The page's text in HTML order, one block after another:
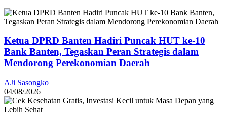
Ketua DPRD Banten Hadiri Puncak HUT ke-10
Bank Banten, Tegaskan Peran Strategis dalam
Mendorong Perekonomian Daerah
AJi Sasongko
04/08/2026